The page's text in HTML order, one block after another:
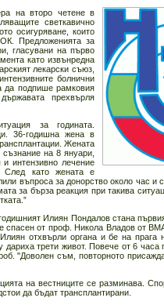
на второ четене в
светкавично
осигуряване, които
Предложенията за
гласувани на първо
като извънредна
лекарски съюз,
болнични
да подпише рамковия
прехвърля
за годината.
36-годишна жена в
Жената
на 8 януари,
интензивно лечение
След като жената е
въпроса за донорство около час и
за бърза реакция при такива
Илиян Пондалов стана
от проф. Никола Владов от
отхвърли органа и бе на прага
трети живот. Повече от 6
"Доволен съм, повторното
на вестниците се разминава.
да бъдат трансплантирани.